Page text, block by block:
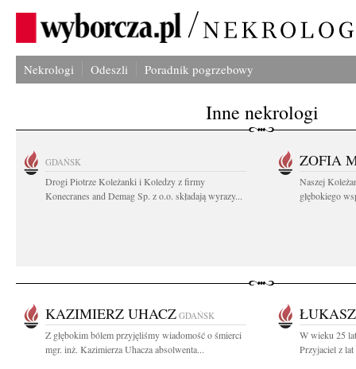
Nekrologi Odeszli Poradnik pogrzebowy
Inne nekrologi
GDAŃSK
Drogi Piotrze Koleżanki i Koledzy z firmy
Konecranes and Demag Sp. z o.o. składają wyrazy...
ZOFIA
Naszej
głębokiego
KAZIMIERZ UHACZ GDAŃSK
Z głębokim bólem przyjęliśmy wiadomość o śmierci
mgr. inż. Kazimierza Uhacza absolwenta...
W wieku 25
Przyjaciel z